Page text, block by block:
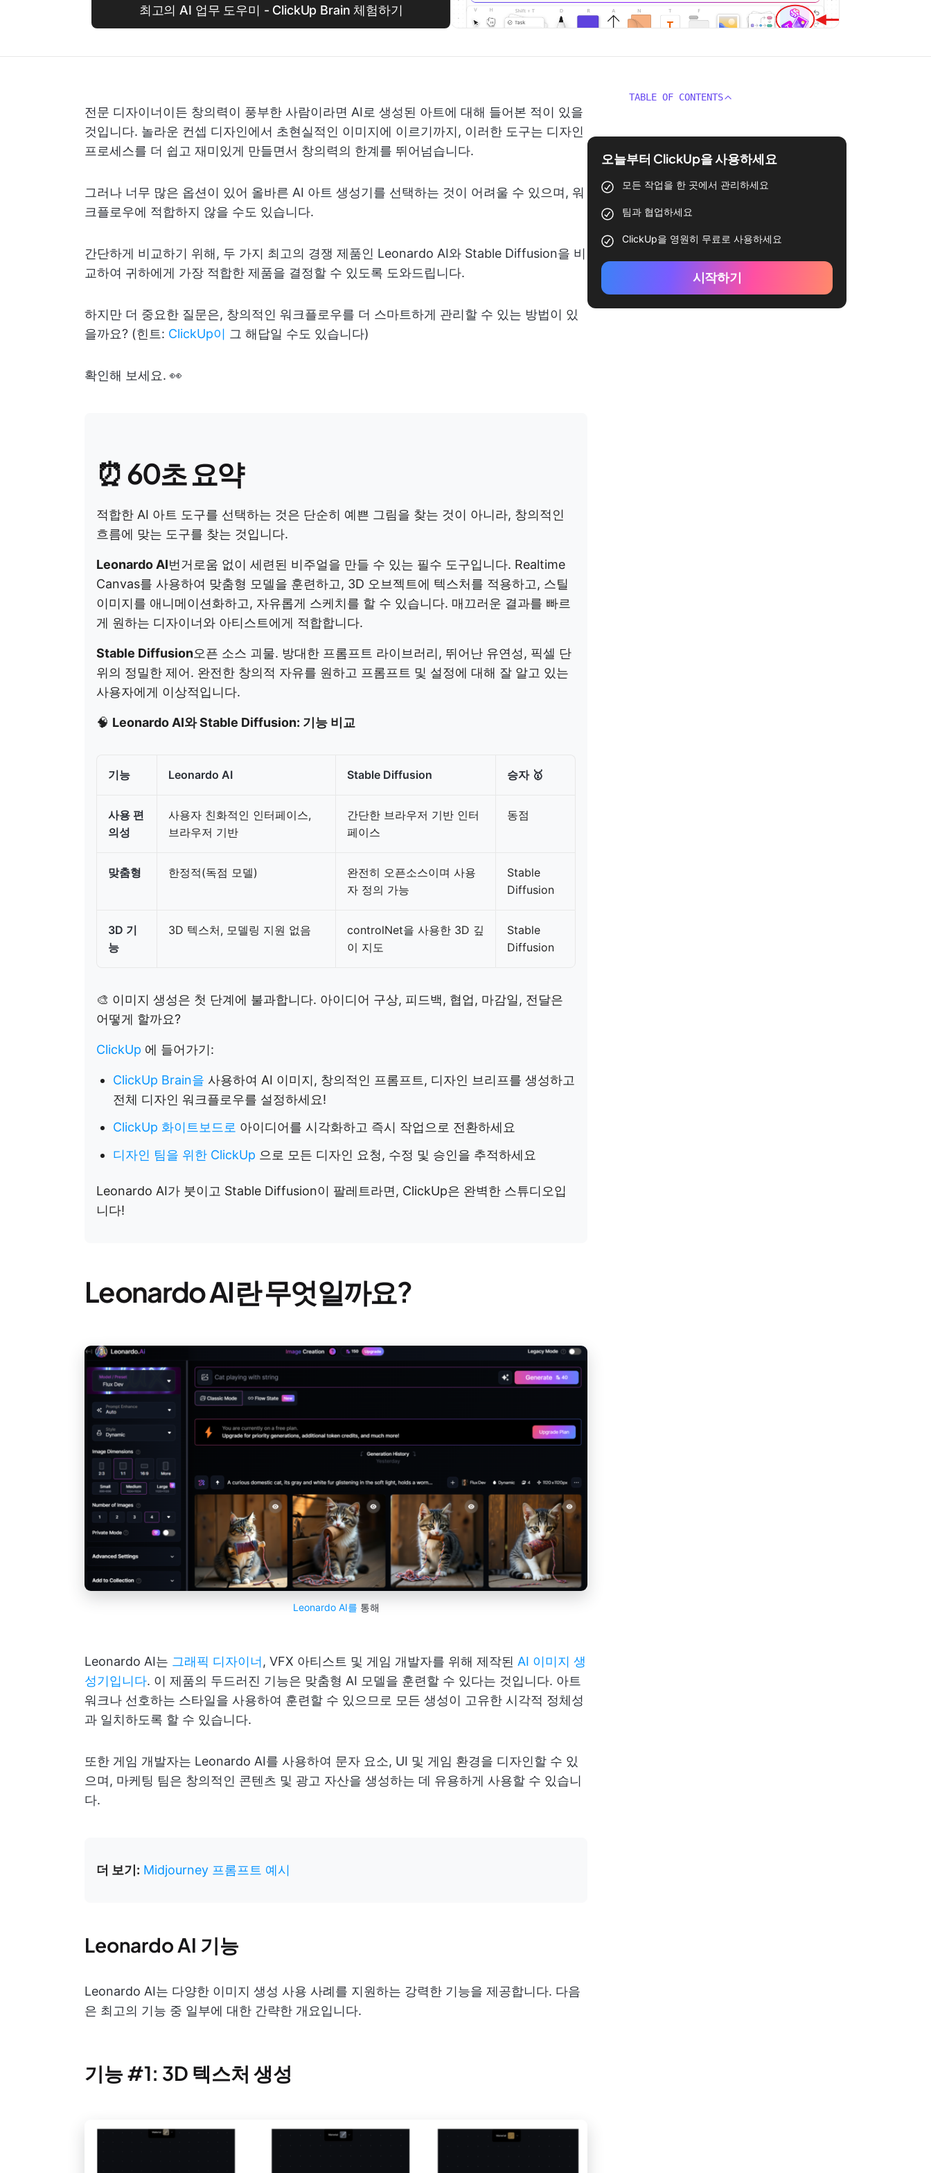
최고의 AI 업무 도우미 - ClickUp Brain 체험하기
전문 디자이너이든 창의력이 풍부한 사람이라면 AI로 생성된 아트에 대해 들어본 적이 있을
것입니다. 놀라운 컨셉 디자인에서 초현실적인 이미지에 이르기까지, 이러한 도구는 디자인
프로세스를 더 쉽고 재미있게 만들면서 창의력의 한계를 뛰어넘습니다.
그러나 너무 많은 옵션이 있어 올바른 AI 아트 생성기를 선택하는 것이 어려울 수 있으며, 워
크플로우에 적합하지 않을 수도 있습니다.
간단하게 비교하기 위해, 두 가지 최고의 경쟁 제품인 Leonardo AI와 Stable Diffusion을 비
교하여 귀하에게 가장 적합한 제품을 결정할 수 있도록 도와드립니다.
하지만 더 중요한 질문은, 창의적인 워크플로우를 더 스마트하게 관리할 수 있는 방법이 있
을까요? (힌트: ClickUp이 그 해답일 수도 있습니다)
확인해 보세요. 👀
⏰ 60초 요약
적합한 AI 아트 도구를 선택하는 것은 단순히 예쁜 그림을 찾는 것이 아니라, 창의적인
흐름에 맞는 도구를 찾는 것입니다.
Leonardo AI번거로움 없이 세련된 비주얼을 만들 수 있는 필수 도구입니다. Realtime
Canvas를 사용하여 맞춤형 모델을 훈련하고, 3D 오브젝트에 텍스처를 적용하고, 스틸
이미지를 애니메이션화하고, 자유롭게 스케치를 할 수 있습니다. 매끄러운 결과를 빠르
게 원하는 디자이너와 아티스트에게 적합합니다.
Stable Diffusion오픈 소스 괴물. 방대한 프롬프트 라이브러리, 뛰어난 유연성, 픽셀 단
위의 정밀한 제어. 완전한 창의적 자유를 원하고 프롬프트 및 설정에 대해 잘 알고 있는
사용자에게 이상적입니다.
🧠 Leonardo AI와 Stable Diffusion: 기능 비교
기능 Leonardo AI Stable Diffusion 승자 🥇
사용 편
의성
사용자 친화적인 인터페이스,
브라우저 기반
간단한 브라우저 기반 인터
페이스
동점
맞춤형 한정적(독점 모델)
완전히 오픈소스이며 사용
자 정의 가능
Stable
Diffusion
3D 기
능
3D 텍스처, 모델링 지원 없음
controlNet을 사용한 3D 깊
이 지도
Stable
Diffusion
🎨 이미지 생성은 첫 단계에 불과합니다. 아이디어 구상, 피드백, 협업, 마감일, 전달은
어떻게 할까요?
ClickUp 에 들어가기:
ClickUp Brain을 사용하여 AI 이미지, 창의적인 프롬프트, 디자인 브리프를 생성하고
전체 디자인 워크플로우를 설정하세요!
ClickUp 화이트보드로 아이디어를 시각화하고 즉시 작업으로 전환하세요
디자인 팀을 위한 ClickUp 으로 모든 디자인 요청, 수정 및 승인을 추적하세요
Leonardo AI가 붓이고 Stable Diffusion이 팔레트라면, ClickUp은 완벽한 스튜디오입
니다!
Leonardo AI란 무엇일까요?
Leonardo AI를 통해
Leonardo AI는 그래픽 디자이너, VFX 아티스트 및 게임 개발자를 위해 제작된 AI 이미지 생
성기입니다. 이 제품의 두드러진 기능은 맞춤형 AI 모델을 훈련할 수 있다는 것입니다. 아트
워크나 선호하는 스타일을 사용하여 훈련할 수 있으므로 모든 생성이 고유한 시각적 정체성
과 일치하도록 할 수 있습니다.
또한 게임 개발자는 Leonardo AI를 사용하여 문자 요소, UI 및 게임 환경을 디자인할 수 있
으며, 마케팅 팀은 창의적인 콘텐츠 및 광고 자산을 생성하는 데 유용하게 사용할 수 있습니
다.
더 보기: Midjourney 프롬프트 예시
Leonardo AI 기능
Leonardo AI는 다양한 이미지 생성 사용 사례를 지원하는 강력한 기능을 제공합니다. 다음
은 최고의 기능 중 일부에 대한 간략한 개요입니다.
기능 #1: 3D 텍스처 생성
TABLE OF CONTENTS
오늘부터 ClickUp을 사용하세요
모든 작업을 한 곳에서 관리하세요
팀과 협업하세요
ClickUp을 영원히 무료로 사용하세요
시작하기